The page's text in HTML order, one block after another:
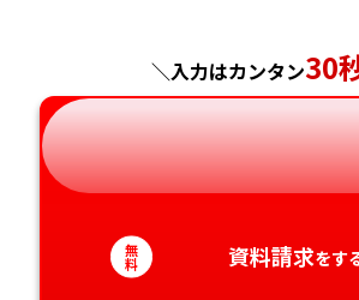
神奈川県
長野県
岐阜県
静岡県
愛知県
兵庫県
奈良県
和歌山県
広島県
山口県
徳島県
香川県
長崎県
熊本県
大分県
宮崎県
＼入力はカンタン30
無
料 資料請求をす